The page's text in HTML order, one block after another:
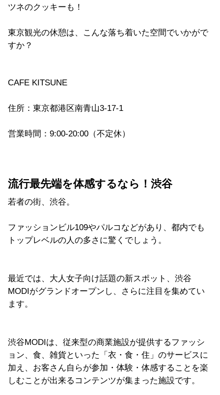
ツネのクッキーも！
東京観光の休憩は、こんな落ち着いた空間でいかがで
すか？
CAFE KITSUNE
住所：東京都港区南青山3-17-1
営業時間：9:00-20:00（不定休）
流行最先端を体感するなら！渋谷
若者の街、渋谷。
ファッションビル109やパルコなどがあり、都内でも
トップレベルの人の多さに驚くでしょう。
最近では、大人女子向け話題の新スポット、渋谷
MODIがグランドオープンし、さらに注目を集めてい
ます。
渋谷MODIは、従来型の商業施設が提供するファッシ
ョン、食、雑貨といった「衣・食・住」のサービスに
加え、お客さん自らが参加・体験・体感することを楽
しむことが出来るコンテンツが集まった施設です。